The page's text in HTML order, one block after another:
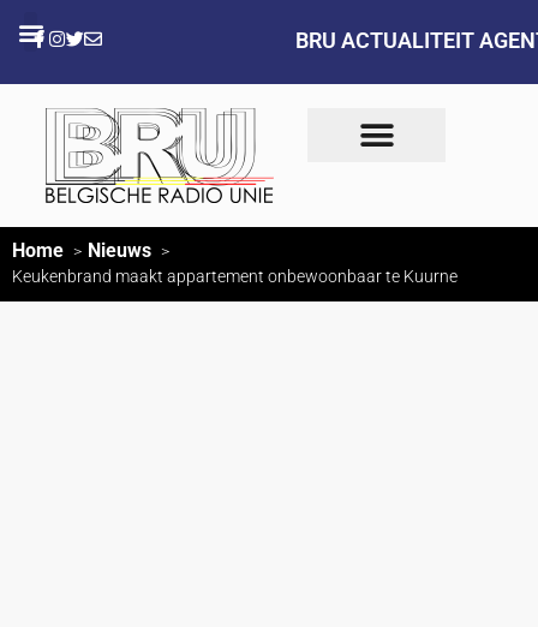
BRU ACTUALITEIT
Home Nieuws
Keukenbrand maakt appartement onbewoonbaar te Kuurne